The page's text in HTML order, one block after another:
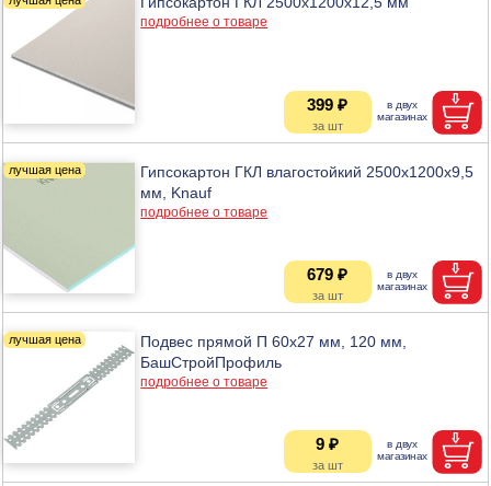
подробнее о товаре
399 ₽
Гипсокартон ГКЛ влагостойкий 2500х1200х9,5
мм, Knauf
подробнее о товаре
679 ₽
Подвес прямой П 60х27 мм, 120 мм,
БашСтройПрофиль
подробнее о товаре
9 ₽